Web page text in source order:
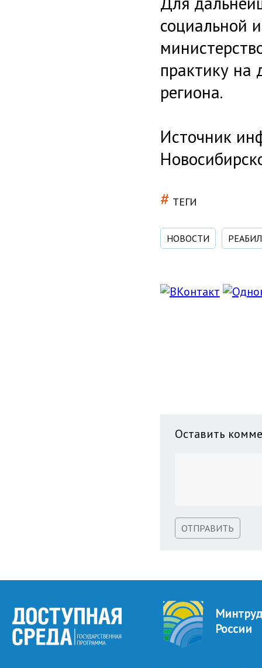
социальной
практику на
региона.
Источник
# ТЕГИ
НОВОСТИ
Оставить
ОТПРАВИТЬ
Минтруд
России